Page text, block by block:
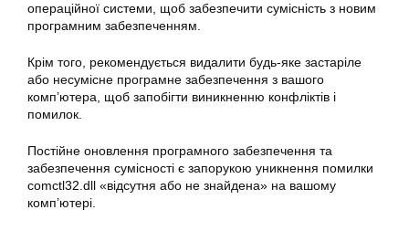
операційної системи, щоб забезпечити сумісність з новим
програмним забезпеченням.
Крім того, рекомендується видалити будь-яке застаріле
або несумісне програмне забезпечення з вашого
комп’ютера, щоб запобігти виникненню конфліктів і
помилок.
Постійне оновлення програмного забезпечення та
забезпечення сумісності є запорукою уникнення помилки
comctl32.dll «відсутня або не знайдена» на вашому
комп’ютері.